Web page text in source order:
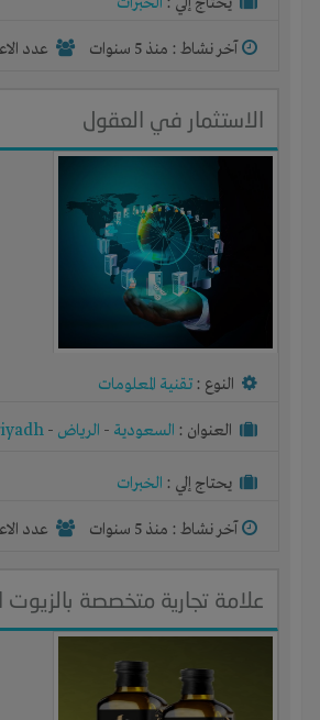
آخر نشاط : منذ 5 سنوات عدد الاعضاء
الاستثمار في العقول
النوع : تقنية المعلومات
العنوان : السعودية - الرياض -
يحتاج إلي : الخبرات
آخر نشاط : منذ 5 سنوات عدد الاعضاء
علامة تجارية متخصصة بالزيوت